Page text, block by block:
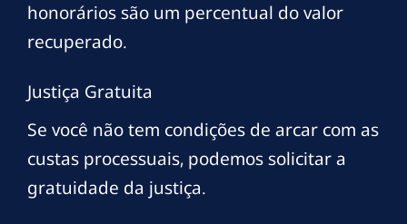
honorários são um percentual do valor
recuperado.
Justiça Gratuita
Se você não tem condições de arcar com as
custas processuais, podemos solicitar a
gratuidade da justiça.